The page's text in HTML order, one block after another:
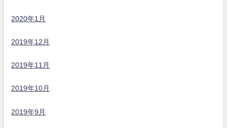
2020年1月
2019年12月
2019年11月
2019年10月
2019年9月